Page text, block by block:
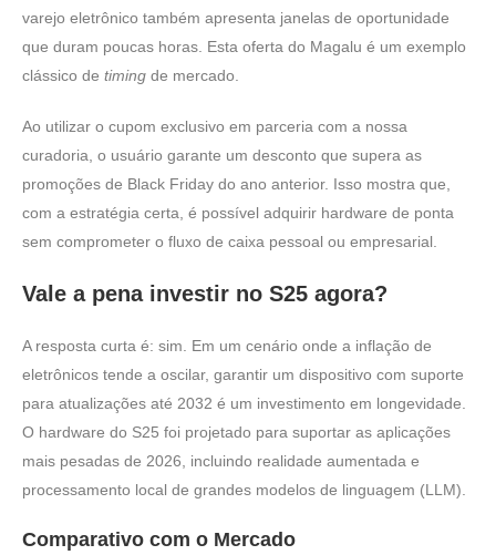
varejo eletrônico também apresenta janelas de oportunidade
que duram poucas horas. Esta oferta do Magalu é um exemplo
clássico de timing de mercado.
Ao utilizar o cupom exclusivo em parceria com a nossa
curadoria, o usuário garante um desconto que supera as
promoções de Black Friday do ano anterior. Isso mostra que,
com a estratégia certa, é possível adquirir hardware de ponta
sem comprometer o fluxo de caixa pessoal ou empresarial.
Vale a pena investir no S25 agora?
A resposta curta é: sim. Em um cenário onde a inflação de
eletrônicos tende a oscilar, garantir um dispositivo com suporte
para atualizações até 2032 é um investimento em longevidade.
O hardware do S25 foi projetado para suportar as aplicações
mais pesadas de 2026, incluindo realidade aumentada e
processamento local de grandes modelos de linguagem (LLM).
Comparativo com o Mercado